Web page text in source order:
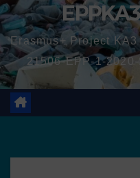
Erasmus+ Project
21506-EPP-1-